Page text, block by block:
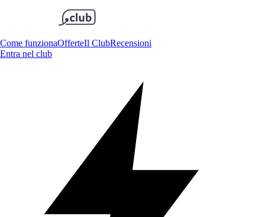
Come funzionaOfferteIl ClubRecensioni
Entra nel club